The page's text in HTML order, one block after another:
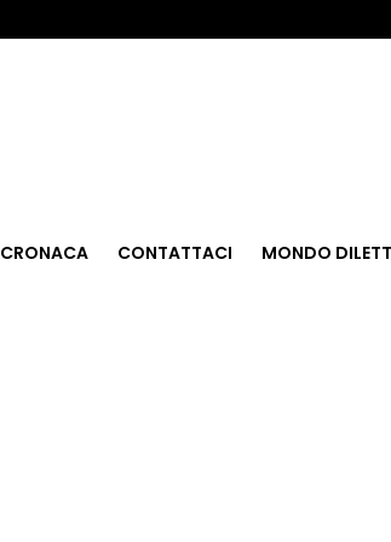
CRONACA CONTATTACI MONDO